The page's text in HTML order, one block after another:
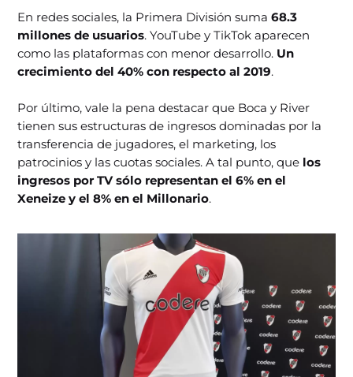
En redes sociales, la Primera División suma 68.3
millones de usuarios. YouTube y TikTok aparecen
como las plataformas con menor desarrollo. Un
crecimiento del 40% con respecto al 2019.
Por último, vale la pena destacar que Boca y River
tienen sus estructuras de ingresos dominadas por la
transferencia de jugadores, el marketing, los
patrocinios y las cuotas sociales. A tal punto, que los
ingresos por TV sólo representan el 6% en el
Xeneize y el 8% en el Millonario.